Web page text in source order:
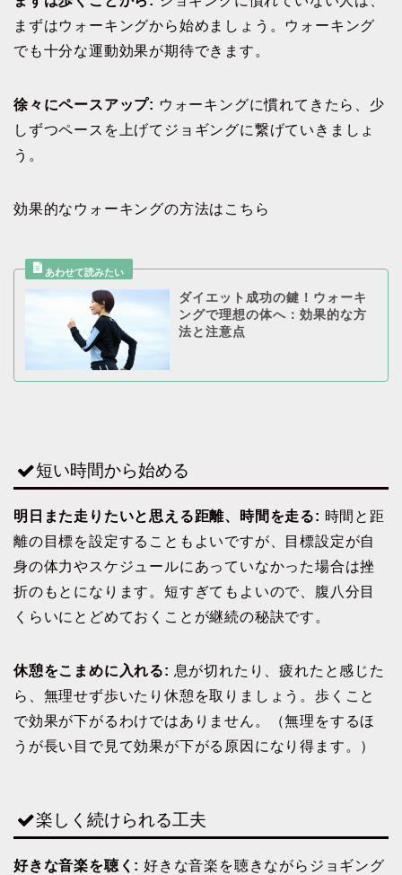
まずはウォーキングから始めましょう。ウォーキング
でも十分な運動効果が期待できます。
徐々にペースアップ: ウォーキングに慣れてきたら、少
しずつペースを上げてジョギングに繋げていきましょ
う。
効果的なウォーキングの方法はこちら
ダイエット成功の鍵！ウォーキ
ングで理想の体へ：効果的な方
法と注意点
短い時間から始める
明日また走りたいと思える距離、時間を走る: 時間と距
離の目標を設定することもよいですが、目標設定が自
身の体力やスケジュールにあっていなかった場合は挫
折のもとになります。短すぎてもよいので、腹八分目
くらいにとどめておくことが継続の秘訣です。
休憩をこまめに入れる: 息が切れたり、疲れたと感じた
ら、無理せず歩いたり休憩を取りましょう。歩くこと
で効果が下がるわけではありません。（無理をするほ
うが長い目で見て効果が下がる原因になり得ます。）
楽しく続けられる工夫
好きな音楽を聴く: 好きな音楽を聴きながらジョギング